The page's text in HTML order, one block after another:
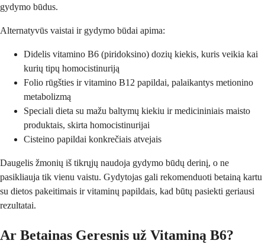
gydymo būdus.
Alternatyvūs vaistai ir gydymo būdai apima:
Didelis vitamino B6 (piridoksino) dozių kiekis, kuris veikia kai
kurių tipų homocistinuriją
Folio rūgšties ir vitamino B12 papildai, palaikantys metionino
metabolizmą
Speciali dieta su mažu baltymų kiekiu ir medicininiais maisto
produktais, skirta homocistinurijai
Cisteino papildai konkrečiais atvejais
Daugelis žmonių iš tikrųjų naudoja gydymo būdų derinį, o ne
pasikliauja tik vienu vaistu. Gydytojas gali rekomenduoti betainą kartu
su dietos pakeitimais ir vitaminų papildais, kad būtų pasiekti geriausi
rezultatai.
Ar Betainas Geresnis už Vitaminą B6?